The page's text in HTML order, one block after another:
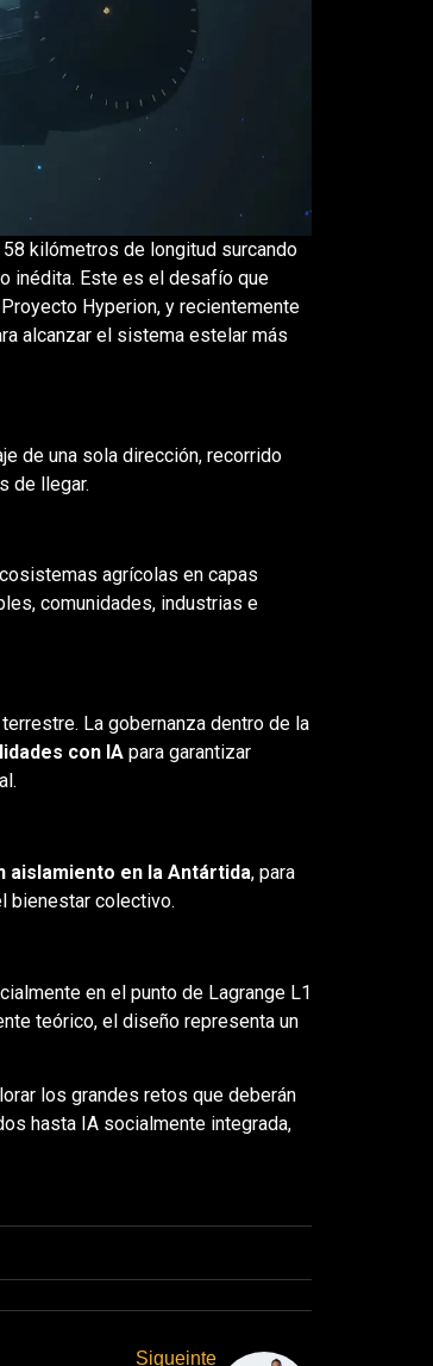
kilómetros de longitud surcando
inédita. Este es el desafío que
Hyperion, y recientemente
alcanzar el sistema estelar más
de una sola dirección, recorrido
de llegar.
agrícolas en capas
comunidades, industrias e
La gobernanza dentro de la
con IApara garantizar
aislamiento en la Antártida, para
bienestar colectivo.
en el punto de Lagrange L1
teórico, el diseño representa un
los grandes retos que deberán
hasta IA socialmente integrada,
Sigueinte